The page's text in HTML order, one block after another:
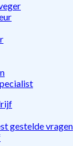
gestelde vragen